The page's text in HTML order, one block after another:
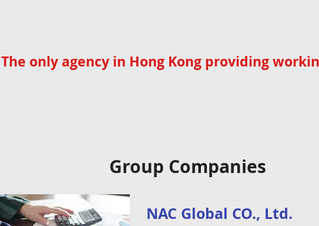
The only agency in Hong Kong providing
Group Companies
NAC Global CO., Ltd.